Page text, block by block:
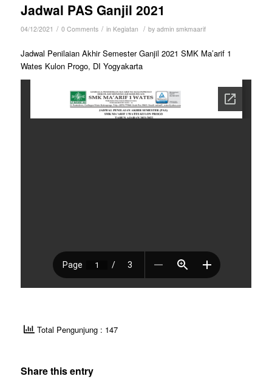
Jadwal PAS Ganjil 2021
04/12/2021 / 0 Comments / in Kegiatan / by admin smkmaarif
Jadwal Penilaian Akhir Semester Ganjil 2021 SMK Ma’arif 1
Wates Kulon Progo, DI Yogyakarta
Total Pengunjung : 147
Share this entry